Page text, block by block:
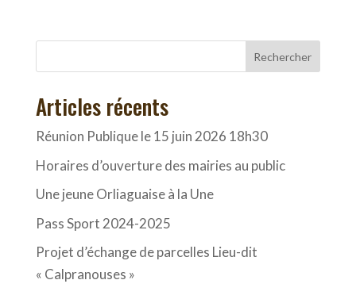
Rechercher
Articles récents
Réunion Publique le 15 juin 2026 18h30
Horaires d’ouverture des mairies au public
Une jeune Orliaguaise à la Une
Pass Sport 2024-2025
Projet d’échange de parcelles Lieu-dit
« Calpranouses »